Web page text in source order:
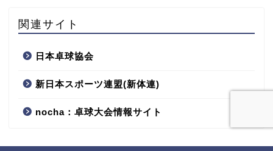
関連サイト
日本卓球協会
新日本スポーツ連盟(新体連)
nocha：卓球大会情報サイト